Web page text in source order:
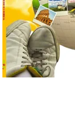
La
de
Bañeza inauguró
martes 4 de agosto
su tradicional
hasta el próximo 6 […]